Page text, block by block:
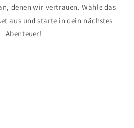
denen wir vertrauen. Wähle das
aus und starte in dein nächstes
Abenteuer!